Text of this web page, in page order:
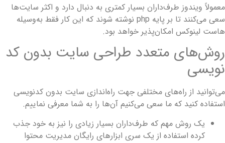
معمولاً ویندوز طرف‌داران بسیار کمتری به دنبال دارد و اکثر سایت‌ها
سعی می‌کنند تا بر پایه php نوشته شوند که این کار فقط به‌وسیله
هاست لینوکس امکان‌پذیر خواهد بود.
روش‌های متعدد طراحی سایت بدون کد
نویسی
می‌توانید از راه‌های مختلفی جهت راه‌اندازی سایت بدون کدنویسی
استفاده کنید که ما سعی می‌کنیم آن‌ها را به شما معرفی نماییم.
یک روش مهم که طرف‌داران بسیار زیادی را نیز به خود جذب
کرده استفاده از یک سری ابزارهای رایگان مدیریت محتوا